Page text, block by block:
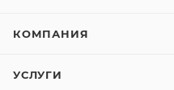
КОМПАНИЯ
УСЛУГИ